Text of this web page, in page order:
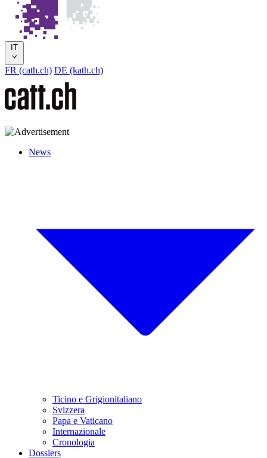
IT
FR (cath.ch) DE (kath.ch)
News
Ticino e Grigionitaliano
Svizzera
Papa e Vaticano
Internazionale
Cronologia
Dossiers